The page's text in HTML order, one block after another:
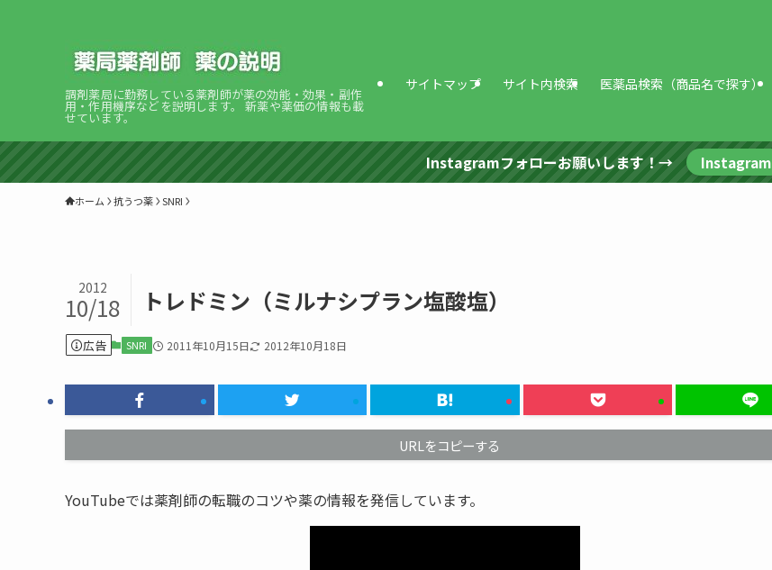
調剤薬局に勤務している薬剤師が薬の効能・効果・副作
用・作用機序などを説明します。 新薬や薬価の情報も載
せています。
サイトマップ サイト内検索 医薬品検索（商品名で探す）
Instagramフォローお願いします！→ Instagram
ホーム 抗うつ薬 SNRI
トレドミン（ミルナシプラン塩酸塩）
2012
10/18
広告 SNRI 2011年10月15日 2012年10月18日
URLをコピーする
YouTubeでは薬剤師の転職のコツや薬の情報を発信しています。